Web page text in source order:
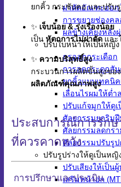
ผ่าตัดอัณฑะออก
การขยายช่องคล
ผลข้างเคียงหลัง
ปรับใบหน้าให้เป็นหญิง
กรอลูกกระเดือก
การลดกระดูกสั
ยกคิ้วแบบเทคนิค
เลื่อนไรผมให้ต่ำ
ปรับแก้จมูกให้ดู
ศัลยกรรมยกริมฝี
ศัลยกรรมลดกรา
ศัลยกรรมปรับรูป
ปรับรูปร่างให้ดูเป็นหญิ
ปรับเสียงให้เป็น
เสริมหน้าอก
ยกคิ้ว กระชับคอ และปรับ
✨ เจ็บน้อย & รุ่งเรืองน้อย
เป็น หัตถการไม่ผ่าตัด และ
✨ ความบริสุทธิ์สูง
กระบวนการผลิตขั้นสูงขอ
ผลิตภัณฑ์คุณภาพสูง
ประสบการณ์การรักษ
ที่ควรคาดหวัง
การปรึกษาและประเมิน